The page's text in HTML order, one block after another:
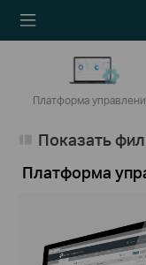
Платформа
Показать
Платформа